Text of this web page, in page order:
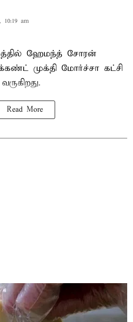
10:19 am
ஹேமந்த் சோரன்
முக்தி மோர்ச்சா கட்சி
Read More